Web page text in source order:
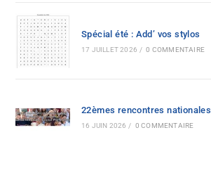
Spécial été : Add’ vos stylos
17 JUILLET 2026 / 0 COMMENTAIRE
22èmes rencontres nationales
16 JUIN 2026 / 0 COMMENTAIRE